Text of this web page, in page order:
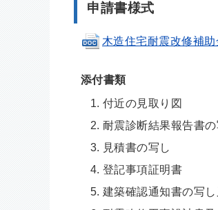
申請書様式
木造住宅耐震改修補
添付書類
付近の見取り図
耐震診断結果報告書の
見積書の写し
登記事項証明書
建築確認通知書の写